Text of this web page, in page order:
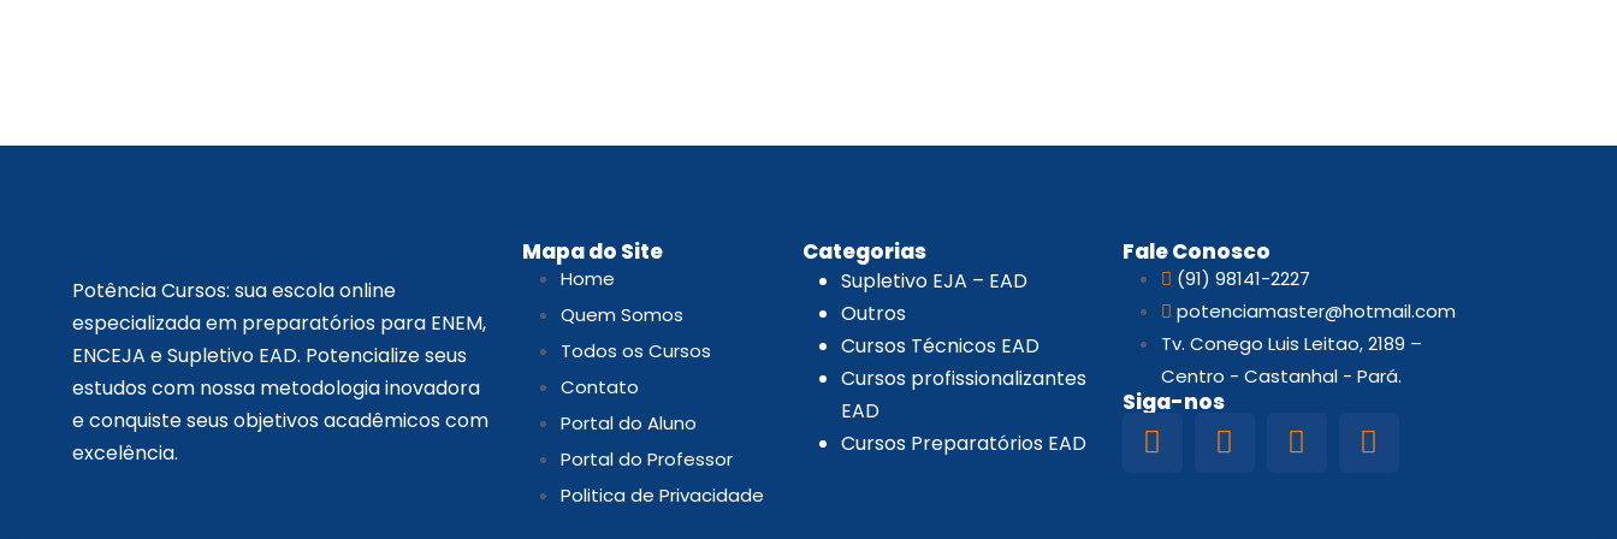
Potência Cursos: sua escola online
especializada em preparatórios para ENEM,
ENCEJA e Supletivo EAD. Potencialize seus
estudos com nossa metodologia inovadora
e conquiste seus objetivos acadêmicos com
excelência.
Mapa do Site
Home
Quem Somos
Todos os Cursos
Contato
Portal do Aluno
Portal do Professor
Politica de Privacidade
Categorias
.
Supletivo EJA – EAD
Outros
Cursos Técnicos EAD
Cursos profissionalizantes
EAD
Cursos Preparatórios EAD
Fale Conosco
(91) 98141-2227
potenciamaster@hotmail.com
Tv. Conego Luis Leitao, 2189 –
Centro - Castanhal - Pará.
Siga-nos